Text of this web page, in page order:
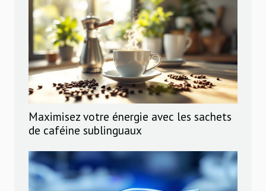
Maximisez votre énergie avec les sachets
de caféine sublinguaux